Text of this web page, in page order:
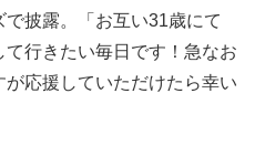
披露。「お互い31歳にて
行きたい毎日です！急なお
応援していただけたら幸い